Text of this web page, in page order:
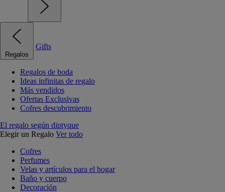
Regalos
Gifts
Regalos de boda
Ideas infinitas de regalo
Más vendidos
Ofertas Exclusivas
Cofres descubrimiento
El regalo según diptyque
Elegir un Regalo Ver todo
Cofres
Perfumes
Velas y artículos para el hogar
Baño y cuerpo
Decoración